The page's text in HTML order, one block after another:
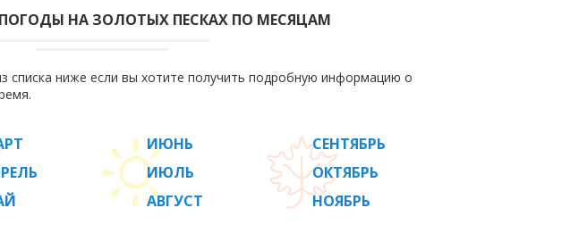
ПОГОДЫ НА ЗОЛОТЫХ ПЕСКАХ ПО МЕСЯЦАМ
списка ниже если вы хотите получить подробную информацию о
ИЮНЬ
ИЮЛЬ
АВГУСТ
СЕНТЯБРЬ
ОКТЯБРЬ
НОЯБРЬ